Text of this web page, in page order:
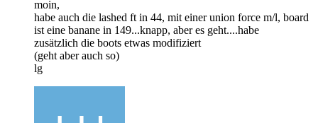
moin,
habe auch die lashed ft in 44, mit einer union force m/l, board
ist eine banane in 149...knapp, aber es geht....habe
zusätzlich die boots etwas modifiziert
(geht aber auch so)
lg